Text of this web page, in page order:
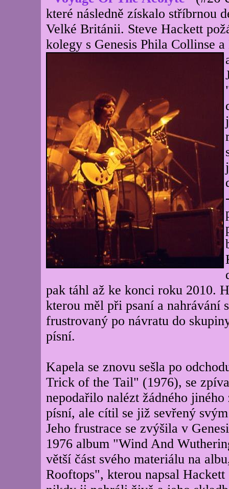
které následně získalo stříbrnou
Velké Británii. Steve Hackett
kolegy s Genesis Phila Collinse a
pak táhl až ke konci roku 2010.
kterou měl při psaní a nahrávání
frustrovaný po návratu do
písní.
Kapela se znovu sešla po
Trick of the Tail" (1976), se
nepodařilo nalézt žádného
písní, ale cítil se již sevřený
Jeho frustrace se zvýšila v
1976 album "Wind And
větší část svého materiálu na
Rooftops", kterou napsal